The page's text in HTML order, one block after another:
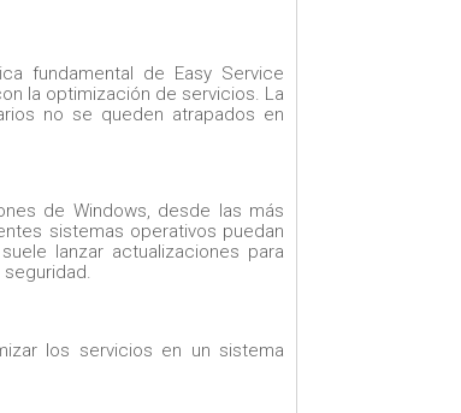
fundamental de Easy Service
la optimización de servicios. La
no se queden atrapados en
de Windows, desde las más
sistemas operativos puedan
lanzar actualizaciones para
los servicios en un sistema